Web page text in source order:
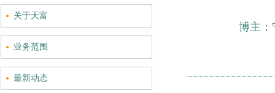
关于天富
业务范围
最新动态
博主：